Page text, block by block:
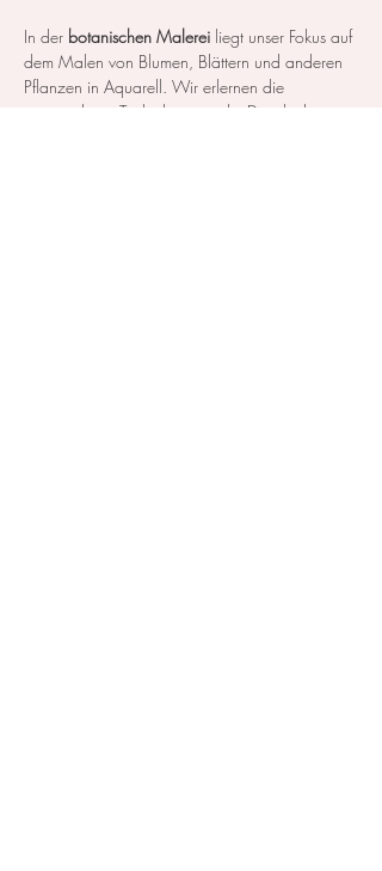
In der botanischen Malerei liegt unser Fokus auf
dem Malen von Blumen, Blättern und anderen
Pflanzen in Aquarell. Wir erlernen die
notwendigen Techniken, um die Details der